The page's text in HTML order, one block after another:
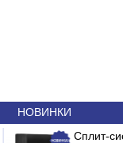
я ступень
НОВИНКИ
ABK-07 BRG/